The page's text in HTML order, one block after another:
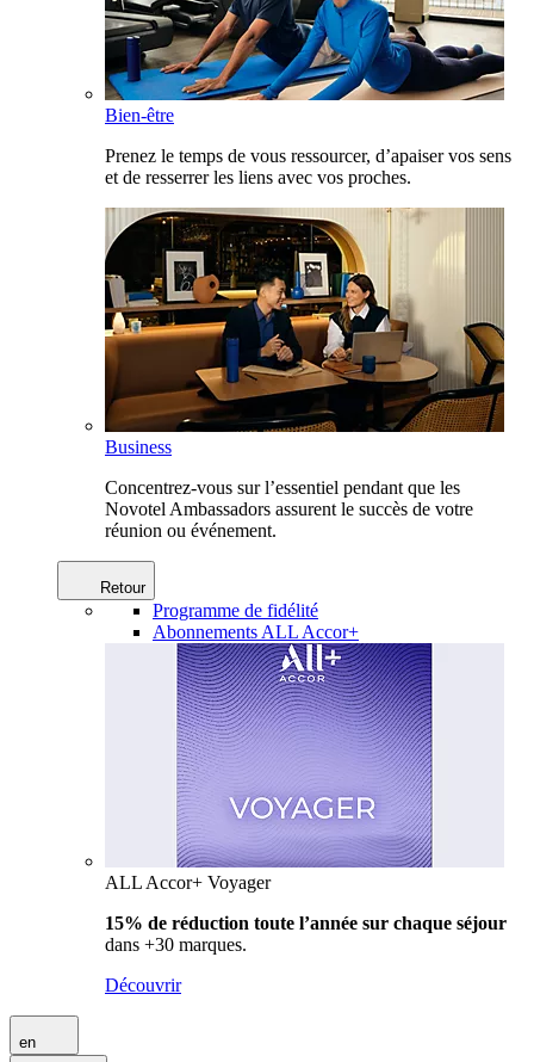
Bien-être
Prenez le temps de vous ressourcer, d’apaiser vos sens
et de resserrer les liens avec vos proches.
Business
Concentrez-vous sur l’essentiel pendant que les
Novotel Ambassadors assurent le succès de votre
réunion ou événement.
Retour
Programme de fidélité
Abonnements ALL Accor+
ALL Accor+ Voyager
15% de réduction toute l’année sur chaque séjour
dans +30 marques.
Découvrir
en